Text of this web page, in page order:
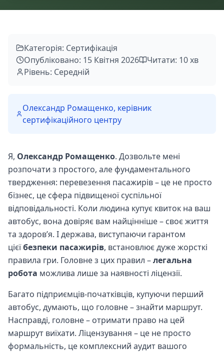
Категорія: Сертифікація
Опубліковано: 15 Квітня 2026
Читати: 10 хв
Рівень: Середній
Олександр Ромащенко, керівник
сертифікаційного центру
Я, Олександр Ромащенко. Дозвольте мені
розпочати з простого, але фундаментального
твердження: перевезення пасажирів – це не просто
бізнес, це сфера підвищеної суспільної
відповідальності. Коли людина купує квиток на ваш
автобус, вона довіряє вам найцінніше – своє життя
та здоров’я. І держава, виступаючи гарантом
цієїбезпеки пасажирів, встановлює дуже жорсткі
правила гри. Головне з цих правил –легальна
робота можлива лише за наявності ліцензії.
Багато підприємців-початківців, купуючи перший
автобус, думають, що головне – знайти маршрут.
Насправді, головне – отримати право на цей
маршрут виїхати. Ліцензування – це не просто
формальність, це комплексний аудит вашого